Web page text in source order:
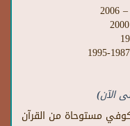
الآن)
مستوحاة من القرآن